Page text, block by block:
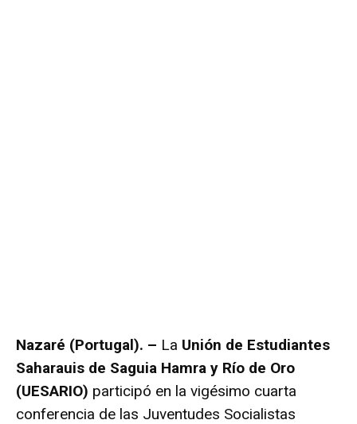
Nazaré (Portugal). – La Unión de Estudiantes
Saharauis de Saguia Hamra y Río de Oro
(UESARIO) participó en la vigésimo cuarta
conferencia de las Juventudes Socialistas